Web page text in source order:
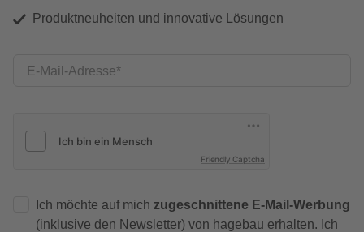
Produktneuheiten und innovative Lösungen
E-Mail-Adresse
Friendly Captcha
Ich möchte auf mich zugeschnittene E-Mail-Werbung
(inklusive den Newsletter) von hagebau erhalten. Ich